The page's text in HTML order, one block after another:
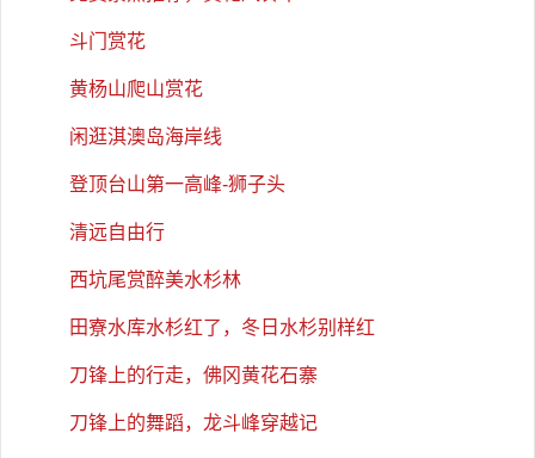
斗门赏花
黄杨山爬山赏花
闲逛淇澳岛海岸线
登顶台山第一高峰-狮子头
清远自由行
西坑尾赏醉美水杉林
田寮水库水杉红了，冬日水杉别样红
刀锋上的行走，佛冈黄花石寨
刀锋上的舞蹈，龙斗峰穿越记